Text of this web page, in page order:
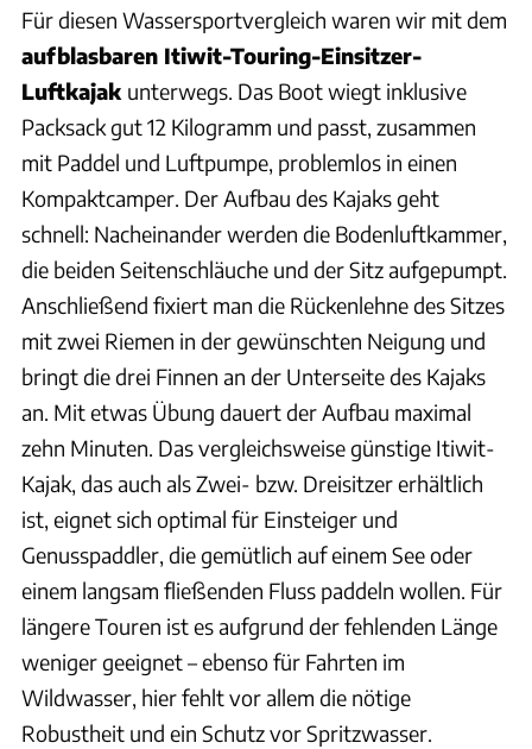
Für diesen Wassersportvergleich waren wir mit dem
aufblasbaren Itiwit-Touring-Einsitzer-
Luftkajak unterwegs. Das Boot wiegt inklusive
Packsack gut 12 Kilogramm und passt, zusammen
mit Paddel und Luftpumpe, problemlos in einen
Kompaktcamper. Der Aufbau des Kajaks geht
schnell: Nacheinander werden die Bodenluftkammer,
die beiden Seitenschläuche und der Sitz aufgepumpt.
Anschließend fixiert man die Rückenlehne des Sitzes
mit zwei Riemen in der gewünschten Neigung und
bringt die drei Finnen an der Unterseite des Kajaks
an. Mit etwas Übung dauert der Aufbau maximal
zehn Minuten. Das vergleichsweise günstige Itiwit-
Kajak, das auch als Zwei- bzw. Dreisitzer erhältlich
ist, eignet sich optimal für Einsteiger und
Genusspaddler, die gemütlich auf einem See oder
einem langsam fließenden Fluss paddeln wollen. Für
längere Touren ist es aufgrund der fehlenden Länge
weniger geeignet – ebenso für Fahrten im
Wildwasser, hier fehlt vor allem die nötige
Robustheit und ein Schutz vor Spritzwasser.